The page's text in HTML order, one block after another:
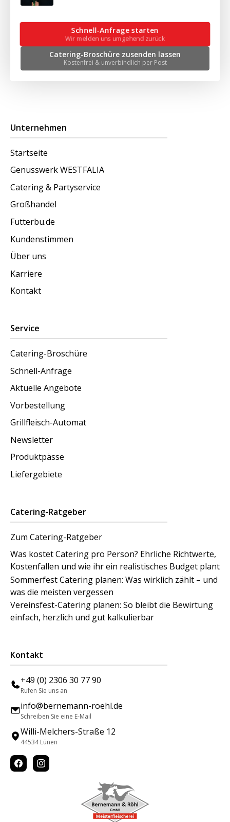
Schnell-Anfrage starten
Wir melden uns umgehend zurück
Catering-Broschüre zusenden lassen
Kostenfrei & unverbindlich per Post
Unternehmen
Startseite
Genusswerk WESTFALIA
Catering & Partyservice
Großhandel
Futterbu.de
Kundenstimmen
Über uns
Karriere
Kontakt
Service
Catering-Broschüre
Schnell-Anfrage
Aktuelle Angebote
Vorbestellung
Grillfleisch-Automat
Newsletter
Produktpässe
Liefergebiete
Catering-Ratgeber
Zum Catering-Ratgeber
Was kostet Catering pro Person? Ehrliche Richtwerte,
Kostenfallen und wie ihr ein realistisches Budget plant
Sommerfest Catering planen: Was wirklich zählt – und
was die meisten vergessen
Vereinsfest-Catering planen: So bleibt die Bewirtung
einfach, herzlich und gut kalkulierbar
Kontakt
+49 (0) 2306 30 77 90
Rufen Sie uns an
info@bernemann-roehl.de
Schreiben Sie eine E-Mail
Willi-Melchers-Straße 12
44534 Lünen